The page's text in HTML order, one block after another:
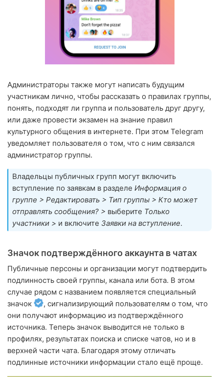
Администраторы также могут написать будущим
участникам лично, чтобы рассказать о правилах группы,
понять, подходят ли группа и пользователь друг другу,
или даже провести экзамен на знание правил
культурного общения в интернете. При этом Telegram
уведомляет пользователя о том, что с ним связался
администратор группы.
Владельцы публичных групп могут включить
вступление по заявкам в разделе Информация о
группе > Редактировать > Тип группы > Кто может
отправлять сообщения? > выберите Только
участники > и включите Заявки на вступление.
Значок подтверждённого аккаунта в чатах
Публичные персоны и организации могут подтвердить
подлинность своей группы, канала или бота. В этом
случае рядом с названием появляется специальный
значок
, сигнализирующий пользователям о том, что
они получают информацию из подтверждённого
источника. Теперь значок выводится не только в
профилях, результатах поиска и списке чатов, но и в
верхней части чата. Благодаря этому отличать
подлинные источники информации стало ещё проще.